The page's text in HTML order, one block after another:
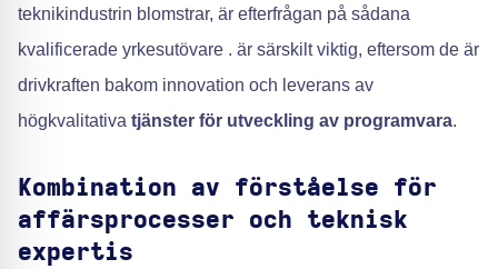
teknikindustrin blomstrar, är efterfrågan på sådana
kvalificerade yrkesutövare . är särskilt viktig, eftersom de är
drivkraften bakom innovation och leverans av
högkvalitativa tjänster för utveckling av programvara.
Kombination av förståelse för
affärsprocesser och teknisk
expertis